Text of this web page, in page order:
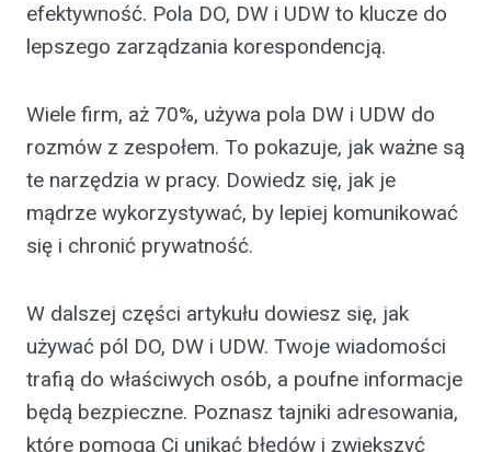
efektywność. Pola DO, DW i UDW to klucze do
lepszego zarządzania korespondencją.
Wiele firm, aż 70%, używa pola DW i UDW do
rozmów z zespołem. To pokazuje, jak ważne są
te narzędzia w pracy. Dowiedz się, jak je
mądrze wykorzystywać, by lepiej komunikować
się i chronić prywatność.
W dalszej części artykułu dowiesz się, jak
używać pól DO, DW i UDW. Twoje wiadomości
trafią do właściwych osób, a poufne informacje
będą bezpieczne. Poznasz tajniki adresowania,
które pomogą Ci unikać błędów i zwiększyć